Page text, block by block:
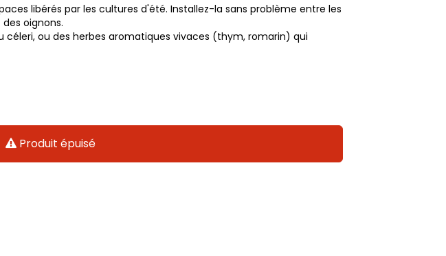
libérés par les cultures d'été. Installez-la sans problème entre les
oignons.
céleri, ou des herbes aromatiques vivaces (thym, romarin) qui
Produit épuisé